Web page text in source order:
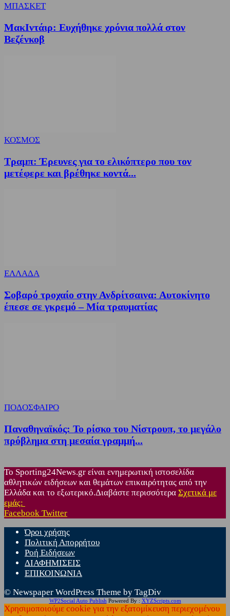
ΜΠΑΣΚΕΤ
ΜακΙντάιρ: Ευχήθηκε χρόνια πολλά στον
Βεζένκοβ
ΚΟΣΜΟΣ
Τραμπ: Έρευνες για το ελικόπτερο που τον
μετέφερε και βρέθηκε κοντά...
ΕΛΛΑΔΑ
Σοβαρό τροχαίο στην Ανδρίτσαινα: Αυτοκίνητο
έπεσε σε γκρεμό – Μία τραυματίας
ΠΟΔΟΣΦΑΙΡΟ
Παναθηναϊκός: Το ρίσκο του Νίστρουπ, το μεγάλο
πρόβλημα στη μεσαία γραμμή...
Το Sporting24News.gr είναι ενημερωτική ιστοσελίδα
αθλητικών ειδήσεων και θεμάτων επικαιρότητας από την
Ελλάδα και το εξωτερικό.Διαβάστε περισσότερα Σχετικά με
εμάς:
Facebook Twitter
Όροι χρήσης
Πολιτική Απορρήτου
Ροή Ειδήσεων
ΔΙΑΦΗΜΙΣΕΙΣ
ΕΠΙΚΟΙΝΩΝΙΑ
© Newspaper WordPress Theme by TagDiv
WP2Social Auto Publish Powered By : XYZScripts.com
Χρησιμοποιούμε cookie για την εξατομίκευση περιεχομένου